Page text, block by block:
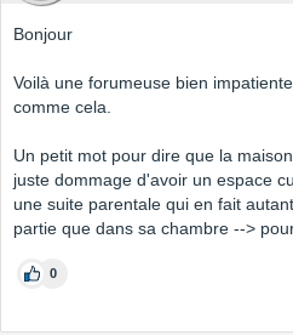
Bonjour
Voilà une forumeuse bien
comme cela.
Un petit mot pour dire que la
juste dommage d'avoir un espace
une suite parentale qui en fait
partie que dans sa chambre -->
0